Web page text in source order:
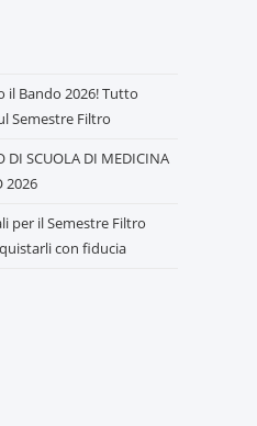
il Bando 2026! Tutto
Semestre Filtro
DI SCUOLA DI MEDICINA
2026
per il Semestre Filtro
con fiducia